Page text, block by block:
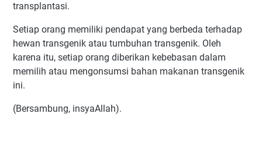
transplantasi.
Setiap orang memiliki pendapat yang berbeda terhadap
hewan transgenik atau tumbuhan transgenik. Oleh
karena itu, setiap orang diberikan kebebasan dalam
memilih atau mengonsumsi bahan makanan transgenik
ini.
(Bersambung, insyaAllah).